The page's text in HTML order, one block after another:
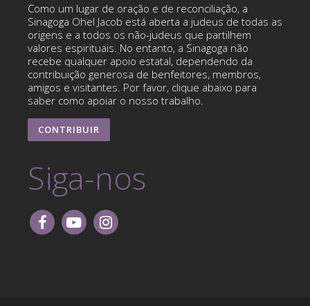
Como um lugar de oração e de reconciliação, a
Sinagoga Ohel Jacob está aberta a judeus de todas as
origens e a todos os não-judeus que partilhem
valores espirituais. No entanto, a Sinagoga não
recebe qualquer apoio estatal, dependendo da
contribuição generosa de benfeitores, membros,
amigos e visitantes. Por favor, clique abaixo para
saber como apoiar o nosso trabalho.
CONTRIBUIR
Siga-nos